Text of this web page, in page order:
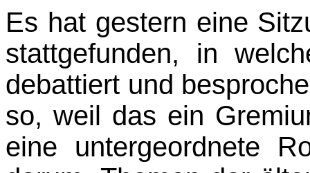
Es hat gestern eine
stattgefunden, in
debattiert und
so, weil das ein
eine untergeordnete